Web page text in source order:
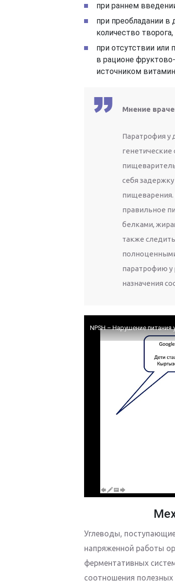
при раннем
при преобладании
количество
при отсутствии
в рационе
источником
Мнение
Паратрофия у
себя
пищеварения.
правильное
белками,
также
паратрофию у
назначения
NPSH – Нарушение питания
Углеводы,
напряженной работы
ферментативных
соотношения полезных